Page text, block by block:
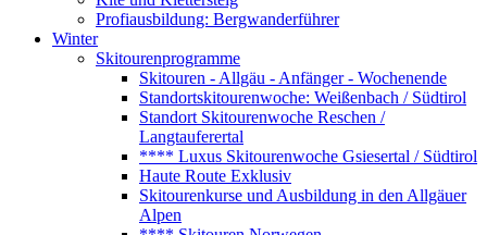
Profiausbildung: Bergwanderführer
Winter
Skitourenprogramme
Skitouren - Allgäu - Anfänger - Wochenende
Standortskitourenwoche: Weißenbach / Südtirol
Standort Skitourenwoche Reschen /
Langtauferertal
**** Luxus Skitourenwoche Gsiesertal / Südtirol
Haute Route Exklusiv
Skitourenkurse und Ausbildung in den Allgäuer
Alpen